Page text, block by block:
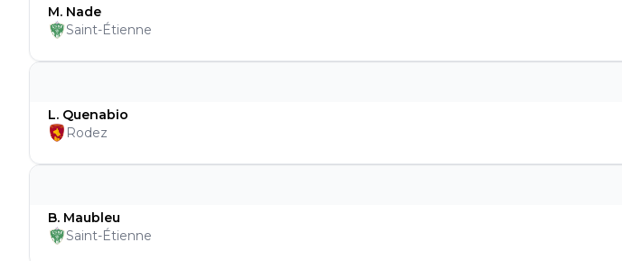
B. Maubleu
Saint-Étienne
L. Quenabio
Rodez
M. Nade
Saint-Étienne